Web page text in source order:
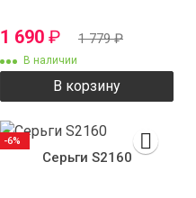
1 690 ₽ 1 779₽
В наличии
В корзину
Серьги S2160
-6%